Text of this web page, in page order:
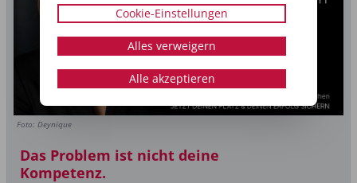
Foto: Deynique
Das Problem ist nicht deine
Kompetenz.
Cookie-Einstellungen
Alles verweigern
Alle akzeptieren